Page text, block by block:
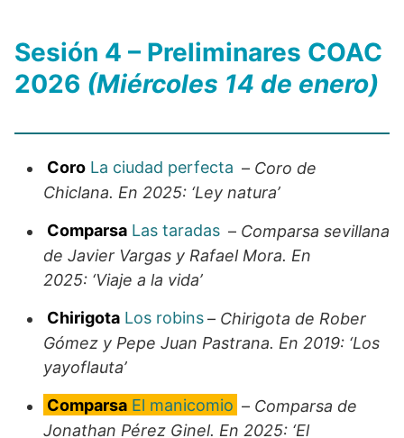
Sesión 4 – Preliminares COAC
2026 (Miércoles 14 de enero)
Coro La ciudad perfecta – Coro de
Chiclana. En 2025: ‘Ley natura’
Comparsa Las taradas – Comparsa sevillana
de Javier Vargas y Rafael Mora. En
2025: ‘Viaje a la vida’
Chirigota Los robins– Chirigota de Rober
Gómez y Pepe Juan Pastrana. En 2019: ‘Los
yayoflauta’
Comparsa El manicomio – Comparsa de
Jonathan Pérez Ginel. En 2025: ‘El